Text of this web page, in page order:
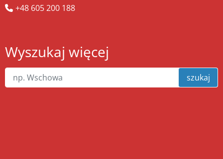
+48 605 200 188
Wyszukaj więcej
szukaj